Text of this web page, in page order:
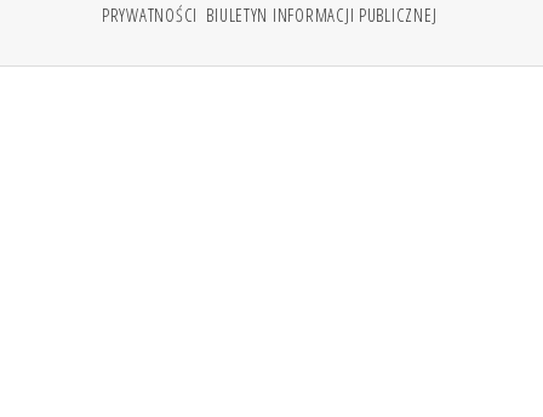
PRYWATNOŚCI BIULETYN INFORMACJI PUBLICZNEJ